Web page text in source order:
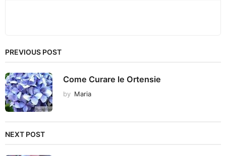
PREVIOUS POST
Come Curare le Ortensie
by Maria
NEXT POST